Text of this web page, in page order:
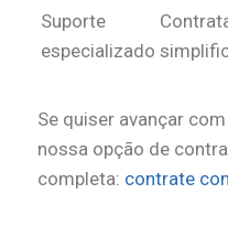
Suporte
especializado
Se quiser avançar
nossa opção de
completa: contrate